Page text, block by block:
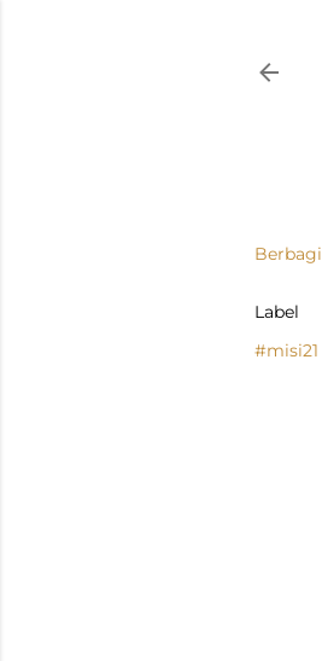
Berbagi
Label
#misi21